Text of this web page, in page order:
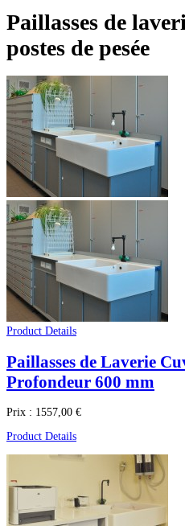
Paillasses de
postes de pesée
Product Details
Paillasses de Laverie
Profondeur 600 mm
Prix : 1557,00 €
Product Details